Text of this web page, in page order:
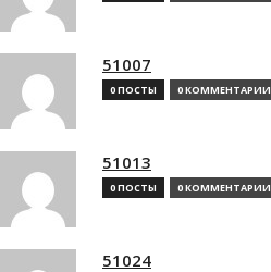
51007
0 ПОСТЫ 0 КОММЕНТАРИИ
51013
0 ПОСТЫ 0 КОММЕНТАРИИ
51024